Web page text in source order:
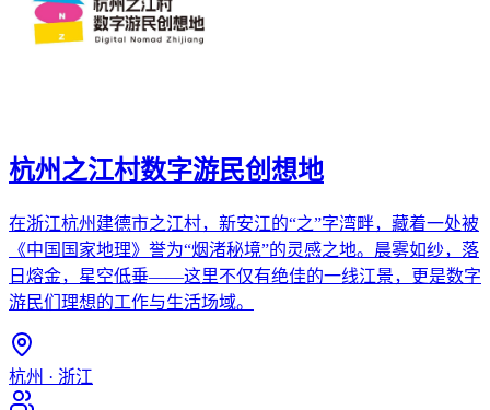
杭州之江村数字游民创想地
在浙江杭州建德市之江村，新安江的“之”字湾畔，藏着一处被
《中国国家地理》誉为“烟渚秘境”的灵感之地。晨雾如纱，落
日熔金，星空低垂——这里不仅有绝佳的一线江景，更是数字
游民们理想的工作与生活场域。
杭州 · 浙江